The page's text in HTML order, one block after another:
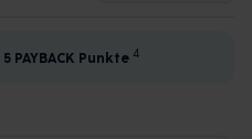
5 PAYBACK Punkte 4